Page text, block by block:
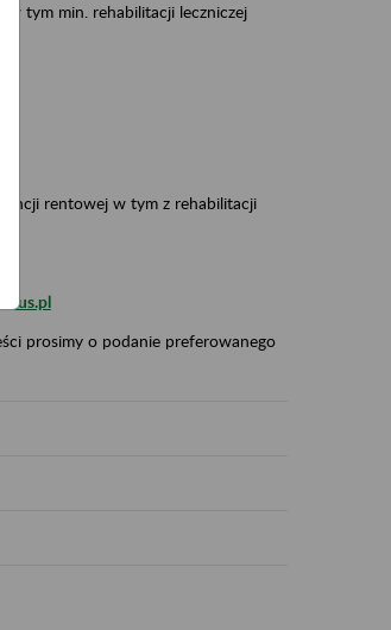
w tym min. rehabilitacji leczniczej
rentowej w tym z rehabilitacji
prosimy o podanie preferowanego